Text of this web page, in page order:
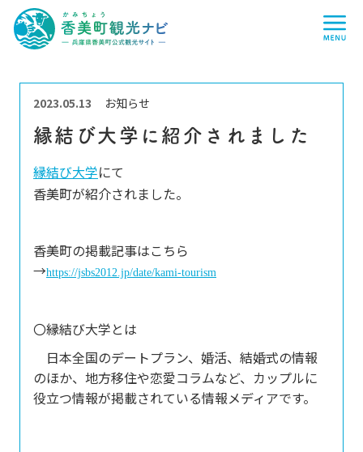
香
美
町
光
ナ
ビ
兵
庫
県
香
町
公
式
光
サ
イ
ト
-
縁結び大学に紹介されました
2023.05.13 お知らせ
縁結び大学にて
香美町が紹介されました。
香美町の掲載記事はこちら
→https://jsbs2012.jp/date/kami-tourism
〇縁結び大学とは
日本全国のデートプラン、婚活、結婚式の情報
のほか、地方移住や恋愛コラムなど、カップルに
役立つ情報が掲載されている情報メディアです。